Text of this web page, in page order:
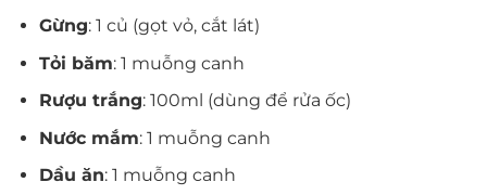
Gừng: 1 củ (gọt vỏ, cắt lát)
Tỏi băm: 1 muỗng canh
Rượu trắng: 100ml (dùng để rửa ốc)
Nước mắm: 1 muỗng canh
Dầu ăn: 1 muỗng canh